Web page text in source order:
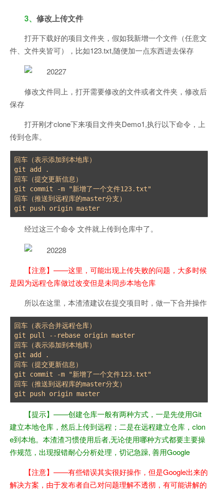
3、 修改上传文件
打开下载好的项目文件夹，假如我新增一个文件（任意文
件、文件夹皆可），比如123.txt,随便加一点东西进去保存
修改文件同上，打开需要修改的文件或者文件夹，修改后
保存
打开刚才clone下来项目文件夹Demo1,执行以下命令，上
传到仓库。
回车（表示添加到本地库）
git add .
回车（提交更新信息）
git commit -m "新增了一个文件123.txt"
回车（推送到远程库的master分支）
经过这三个命令 文件就上传到仓库中了。
【注意】——这里，可能出现上传失败的问题，大多时候
是因为远程仓库做过改变但是未同步本地仓库
所以在这里，本渣渣建议在提交项目时，做一下合并操作
回车（表示合并远程仓库）
git pull --rebase origin master
回车（表示添加到本地库）
git add .
回车（提交更新信息）
git commit -m "新增了一个文件123.txt"
回车（推送到远程库的master分支）
【提示】——创建仓库一般有两种方式，一是先使用Git
建立本地仓库，然后上传到远程；二是在远程建立仓库，clon
e到本地。本渣渣习惯使用后者,无论使用哪种方式都要主要操
作规范，出现报错耐心分析处理，切记急躁, 善用Google
【注意】——有些错误其实很好操作，但是Google出来的
解决方案，由于发布者自己对问题理解不透彻，有可能讲解的